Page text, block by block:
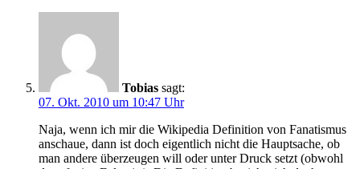
Tobias sagt:
07. Okt. 2010 um 10:47 Uhr
Naja, wenn ich mir die Wikipedia Definition von Fanatismus
anschaue, dann ist doch eigentlich nicht die Hauptsache, ob
man andere überzeugen will oder unter Druck setzt (obwohl